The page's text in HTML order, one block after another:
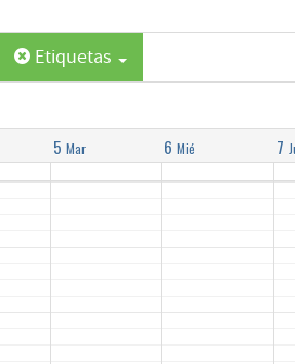
Etiquetas
5 Mar 6 Mié 7 Jue